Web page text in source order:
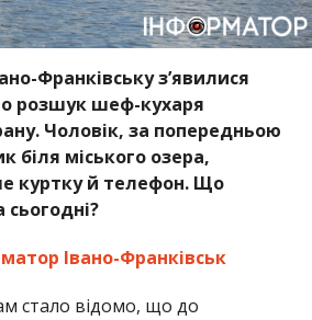
Франківську з’явилися
розшук шеф-кухаря
Чоловік, за попередньою
біля міського озера,
куртку й телефон. Що
Івано-Франківськ
стало відомо, що до